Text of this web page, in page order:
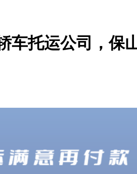
车托运公司，保